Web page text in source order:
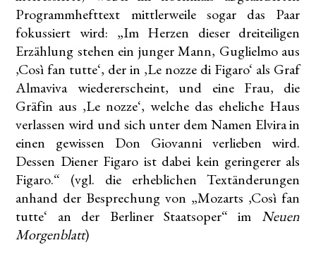
Programmhefttext mittlerweile sogar das Paar
fokussiert wird: „Im Herzen dieser dreiteiligen
Erzählung stehen ein junger Mann, Guglielmo aus
‚Così fan tutte‘, der in ‚Le nozze di Figaro‘ als Graf
Almaviva wiedererscheint, und eine Frau, die
Gräfin aus ‚Le nozze‘, welche das eheliche Haus
verlassen wird und sich unter dem Namen Elvira in
einen gewissen Don Giovanni verlieben wird.
Dessen Diener Figaro ist dabei kein geringerer als
Figaro.“ (vgl. die erheblichen Textänderungen
anhand der Besprechung von „Mozarts ‚Così fan
tutte‘ an der Berliner Staatsoper“ im Neuen
Morgenblatt)